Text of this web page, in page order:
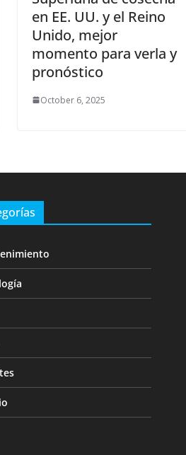
en EE. UU. y el Reino
Unido, mejor
momento para verla y
pronóstico
October 6, 2025